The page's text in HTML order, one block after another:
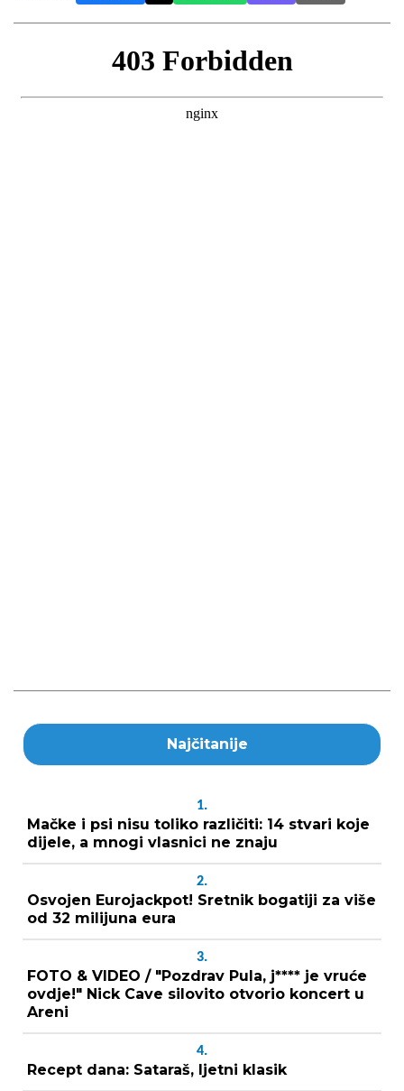
Najčitanije
1.
Mačke i psi nisu toliko različiti: 14 stvari koje
dijele, a mnogi vlasnici ne znaju
2.
Osvojen Eurojackpot! Sretnik bogatiji za više
od 32 milijuna eura
3.
FOTO & VIDEO / "Pozdrav Pula, j**** je vruće
ovdje!" Nick Cave silovito otvorio koncert u
Areni
4.
Recept dana: Sataraš, ljetni klasik